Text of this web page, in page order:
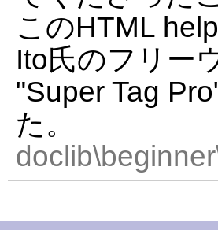
このHTML
Ito氏のフリー
"Super Tag
た。